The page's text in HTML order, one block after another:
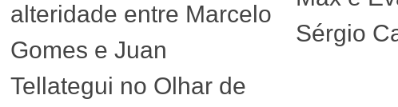
alteridade entre Marcelo
Gomes e Juan
Tellategui no Olhar de
Sérgio